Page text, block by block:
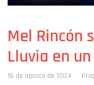
Mel Rincón
Lluvia en
16 de agosto de 2024